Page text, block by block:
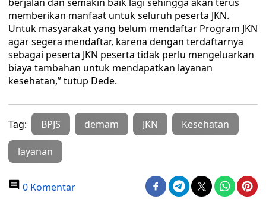
memberikan manfaat untuk seluruh peserta JKN.
Untuk masyarakat yang belum mendaftar Program JKN
agar segera mendaftar, karena dengan terdaftarnya
sebagai peserta JKN peserta tidak perlu mengeluarkan
biaya tambahan untuk mendapatkan layanan
kesehatan,” tutup Dede.
Tag: BPJS demam JKN Kesehatan
layanan
0 Komentar